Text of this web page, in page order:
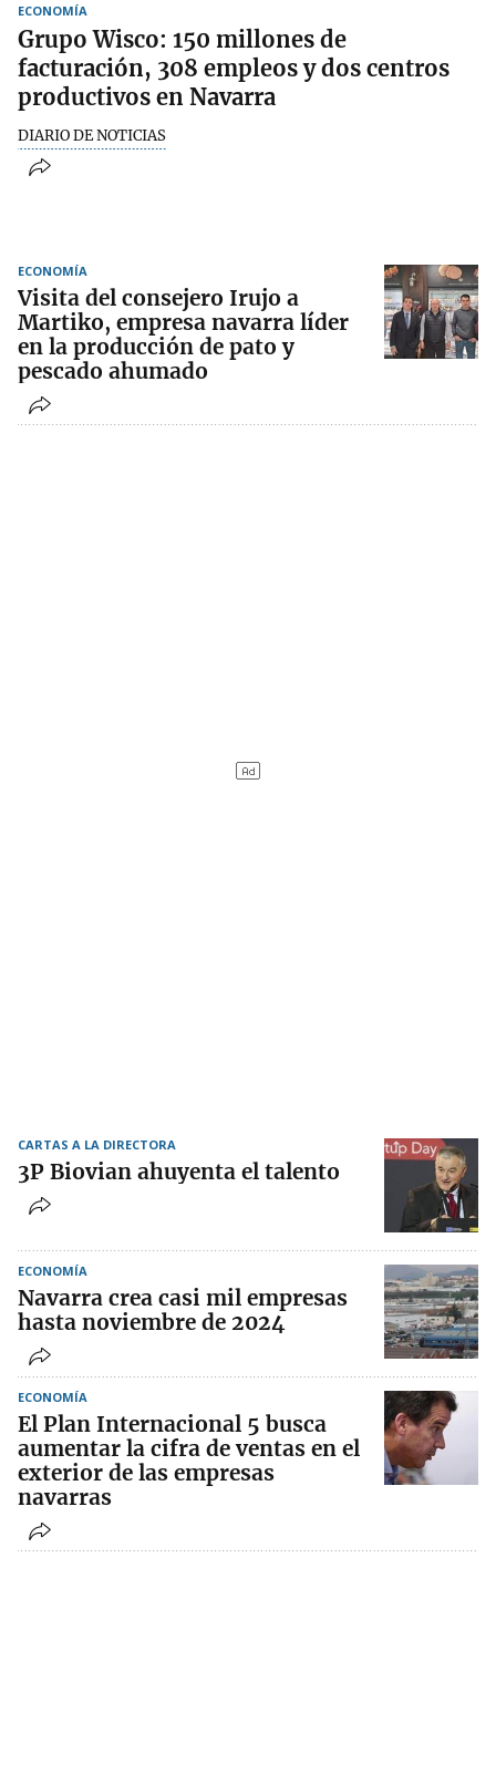
ECONOMÍA
Grupo Wisco: 150 millones de
facturación, 308 empleos y dos centros
productivos en Navarra
DIARIO DE NOTICIAS
ECONOMÍA
Visita del consejero Irujo a
Martiko, empresa navarra líder
en la producción de pato y
pescado ahumado
CARTAS A LA DIRECTORA
3P Biovian ahuyenta el talento
ECONOMÍA
Navarra crea casi mil empresas
hasta noviembre de 2024
ECONOMÍA
El Plan Internacional 5 busca
aumentar la cifra de ventas en el
exterior de las empresas
navarras